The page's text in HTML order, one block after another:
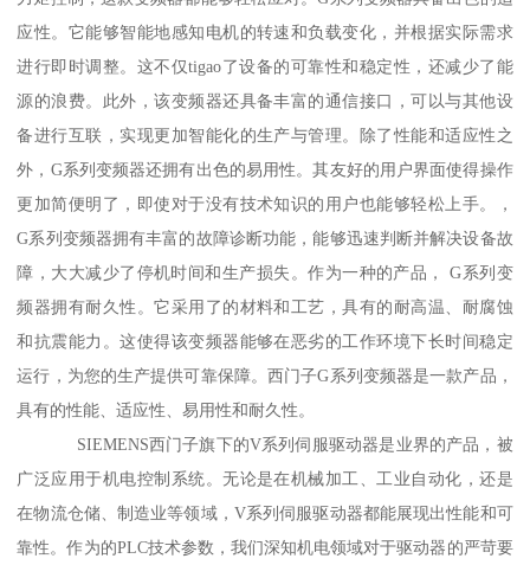
应性。它能够智能地感知电机的转速和负载变化，并根据实际需求
进行即时调整。这不仅tigao了设备的可靠性和稳定性，还减少了能
源的浪费。此外，该变频器还具备丰富的通信接口，可以与其他设
备进行互联，实现更加智能化的生产与管理。除了性能和适应性之
外，G系列变频器还拥有出色的易用性。其友好的用户界面使得操作
更加简便明了，即使对于没有技术知识的用户也能够轻松上手。，
G系列变频器拥有丰富的故障诊断功能，能够迅速判断并解决设备故
障，大大减少了停机时间和生产损失。作为一种的产品， G系列变
频器拥有耐久性。它采用了的材料和工艺，具有的耐高温、耐腐蚀
和抗震能力。这使得该变频器能够在恶劣的工作环境下长时间稳定
运行，为您的生产提供可靠保障。西门子G系列变频器是一款产品，
具有的性能、适应性、易用性和耐久性。
SIEMENS西门子旗下的V系列伺服驱动器是业界的产品，被
广泛应用于机电控制系统。无论是在机械加工、工业自动化，还是
在物流仓储、制造业等领域，V系列伺服驱动器都能展现出性能和可
靠性。作为的PLC技术参数，我们深知机电领域对于驱动器的严苛要